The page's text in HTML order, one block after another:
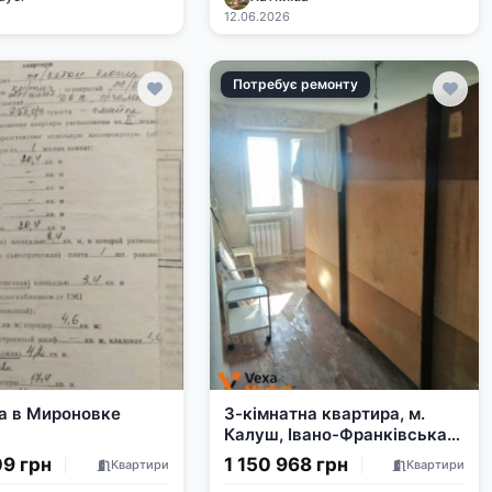
12.06.2026
в Мироновке
грн Квартири
Потребує ремонту
3-кімнатна квартира, м.
Калуш, Івано-Франківська
область
1 150 968 грн Квартири